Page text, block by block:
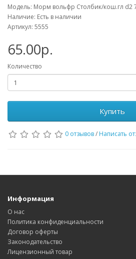
Модель: Морм вольфр Столбик/кош.гл d2
Наличие: Есть в наличии
Артикул: 5555
65.00р.
Количество
Купить
0 отзывов/ Написать
Информация
О нас
Политика конфиденциальности
Договор оферты
Законодательство
Лицензионный товар